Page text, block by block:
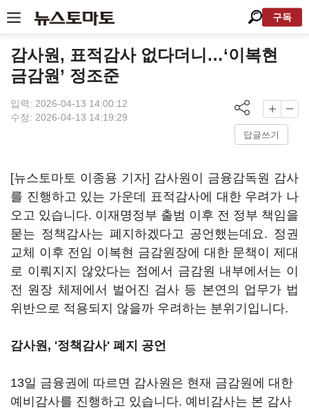
구독
감사원, 표적감사 없다더니…‘이복현
금감원’ 정조준
입력: 2026-04-13 14:00:12
수정: 2026-04-13 14:19:29
답글쓰기
[뉴스토마토 이종용 기자] 감사원이 금융감독원 감사
를 진행하고 있는 가운데 표적감사에 대한 우려가 나
오고 있습니다. 이재명정부 출범 이후 전 정부 책임을
묻는 정책감사는 폐지하겠다고 공언했는데요. 정권
교체 이후 전임 이복현 금감원장에 대한 문책이 제대
로 이뤄지지 않았다는 점에서 금감원 내부에서는 이
전 원장 체제에서 벌어진 검사 등 본연의 업무가 법
위반으로 적용되지 않을까 우려하는 분위기입니다.
감사원, '정책감사' 폐지 공언
13일 금융권에 따르면 감사원은 현재 금감원에 대한
예비감사를 진행하고 있습니다. 예비감사는 본 감사